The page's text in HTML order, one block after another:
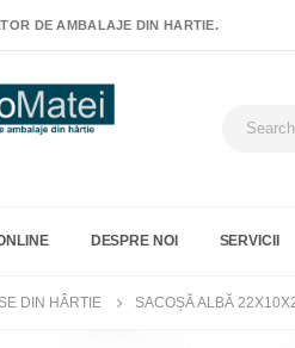
DE AMBALAJE DIN HARTIE.
DESPRE NOI SERVICII
DIN HÂRTIE SACOȘĂ ALBĂ